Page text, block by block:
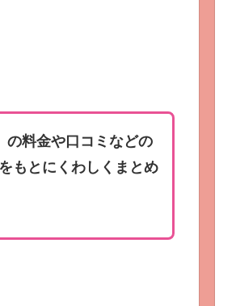
の料金や口コミなどの
もとにくわしくまとめ